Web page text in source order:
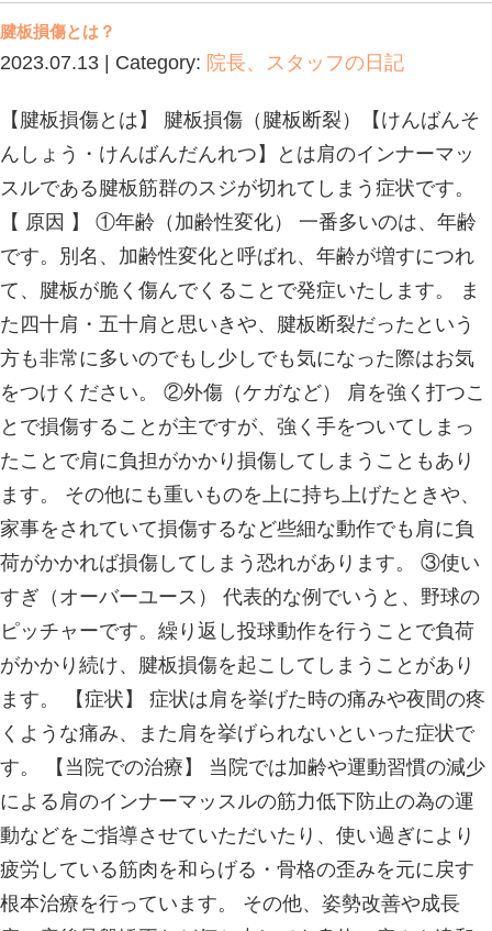
新潟西蒲区で口コミナンバー1になり
口コミサイト エキテン
肉離れとは？
2023.08.10 | Category:院長、スタッ
みなさんこんにちは！柔道整復師の
が続いておりますが、いかがお過ご
の中にいるだけでも熱中症になる危
室温が高いだけでなく、湿度が高い
す。 日当たりなどでも室温は変化す
テンをしたり扇風機や冷房等を利用
しょう！ 更に、涼しい室内にいるこ
きを感じにくくなります。 喉が乾い
めに水分補給を行いましょう！ 今回
お話していきます。 肉離れとは、ス
上やサッカー、ラグビーやバレーボ
くみられるもので、筋肉が縮まった